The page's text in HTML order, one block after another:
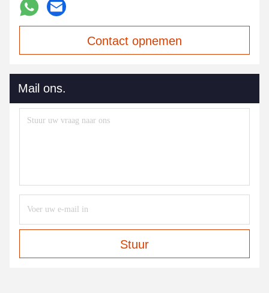
Contact opnemen
Mail ons.
Stuur